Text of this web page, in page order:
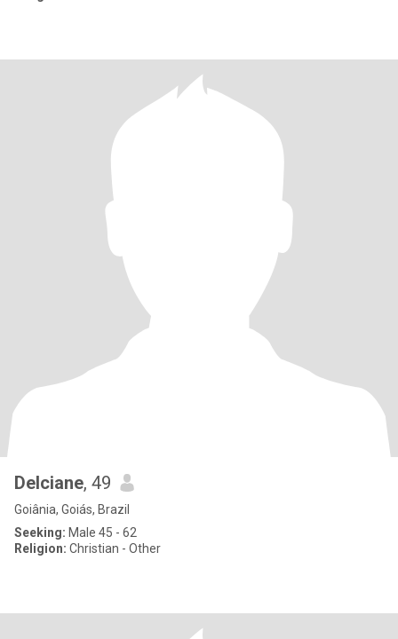
Delciane, 49
Goiânia, Goiás, Brazil
Seeking: Male 45 - 62
Religion: Christian - Other